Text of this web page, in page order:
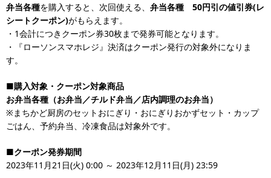
弁当各種を購入すると、次回使える、 弁当各種 50円引の値引券(レ
シートクーポン)がもらえます。
・1会計につきクーポン券30枚まで発券可能となります。
・『ローソンスマホレジ』決済はクーポン発行の対象外になりま
す。
■購入対象・クーポン対象商品
お弁当各種（お弁当／チルド弁当／店内調理のお弁当）
※まちかど厨房のセットおにぎり・おにぎりおかずセット・カップ
ごはん、予約弁当、冷凍食品は対象外です。
■クーポン発券期間
2023年11月21日(火) 0:00 ～ 2023年12月11日(月) 23:59